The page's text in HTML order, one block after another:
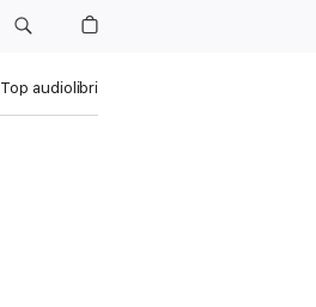
Top audiolibri